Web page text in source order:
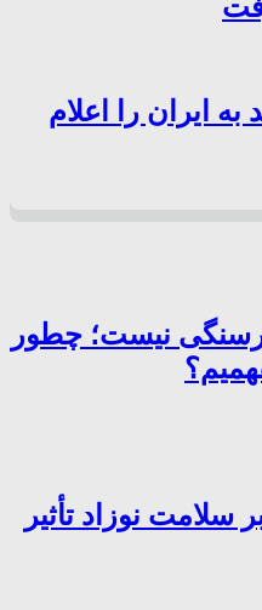
به ایران را اعلام
نیست؛ چطور
سلامت نوزاد تأثیر